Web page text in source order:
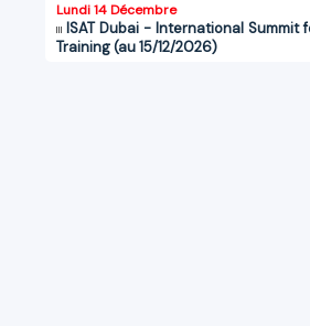
Lundi 14 Décembre
ISAT Dubai - International Summit
Training (au 15/12/2026)